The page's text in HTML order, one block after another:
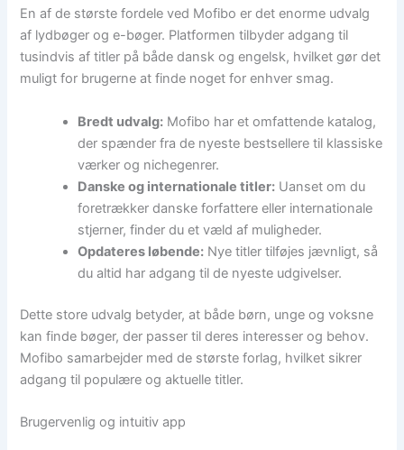
En af de største fordele ved Mofibo er det enorme udvalg
af lydbøger og e-bøger. Platformen tilbyder adgang til
tusindvis af titler på både dansk og engelsk, hvilket gør det
muligt for brugerne at finde noget for enhver smag.
Bredt udvalg: Mofibo har et omfattende katalog,
der spænder fra de nyeste bestsellere til klassiske
værker og nichegenrer.
Danske og internationale titler: Uanset om du
foretrækker danske forfattere eller internationale
stjerner, finder du et væld af muligheder.
Opdateres løbende: Nye titler tilføjes jævnligt, så
du altid har adgang til de nyeste udgivelser.
Dette store udvalg betyder, at både børn, unge og voksne
kan finde bøger, der passer til deres interesser og behov.
Mofibo samarbejder med de største forlag, hvilket sikrer
adgang til populære og aktuelle titler.
Brugervenlig og intuitiv app